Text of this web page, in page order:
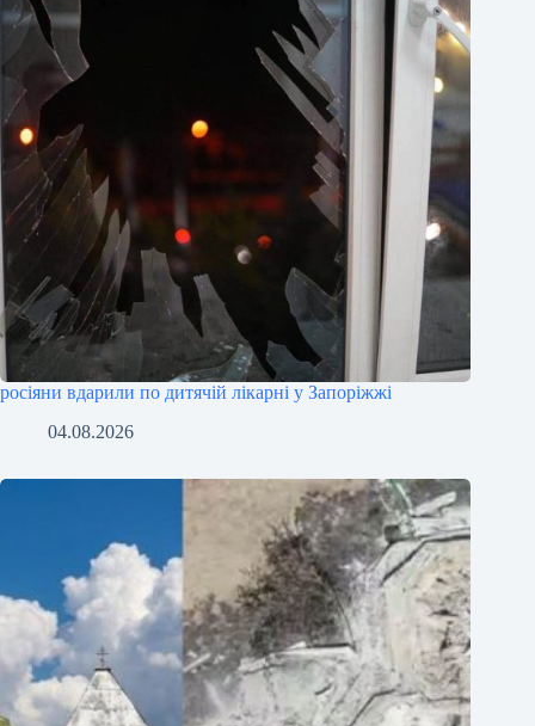
росіяни вдарили по дитячій лікарні у Запоріжжі
04.08.2026